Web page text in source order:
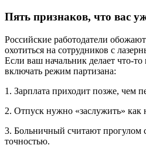
Пять признаков, что вас
Российские работодатели
охотиться на сотрудников с
Если ваш начальник делает что-то
включать режим партизана:
1. Зарплата приходит позже, чем
2. Отпуск нужно «заслужить»
3. Больничный считают прогулом
точностью.